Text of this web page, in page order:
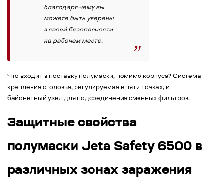
благодаря чему вы
можете быть уверены
в своей безопасности
на рабочем месте.
Что входит в поставку полумаски, помимо корпуса? Система
крепления оголовья, регулируемая в пяти точках, и
байонетный узел для подсоединения сменных фильтров.
Защитные свойства
полумаски Jeta Safety 6500 в
различных зонах заражения